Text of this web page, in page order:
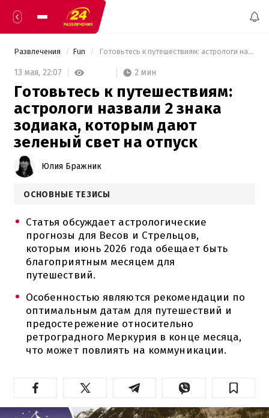
Развлечения Fun Готовьтесь к путешествиям: астрологи назвали 2 знака зодиака, которым дают зеленый свет на отпуск
13 мая, 22:07 2 мин
Готовьтесь к путешествиям:
астрологи назвали 2 знака
зодиака, которым дают
зеленый свет на отпуск
Юлия Бражник
ОСНОВНЫЕ ТЕЗИСЫ
Статья обсуждает астрологические
прогнозы для Весов и Стрельцов,
которым июнь 2026 года обещает быть
благоприятным месяцем для
путешествий.
Особенностью являются рекомендации по
оптимальным датам для путешествий и
предостережение относительно
ретроградного Меркурия в конце месяца,
что может повлиять на коммуникации.